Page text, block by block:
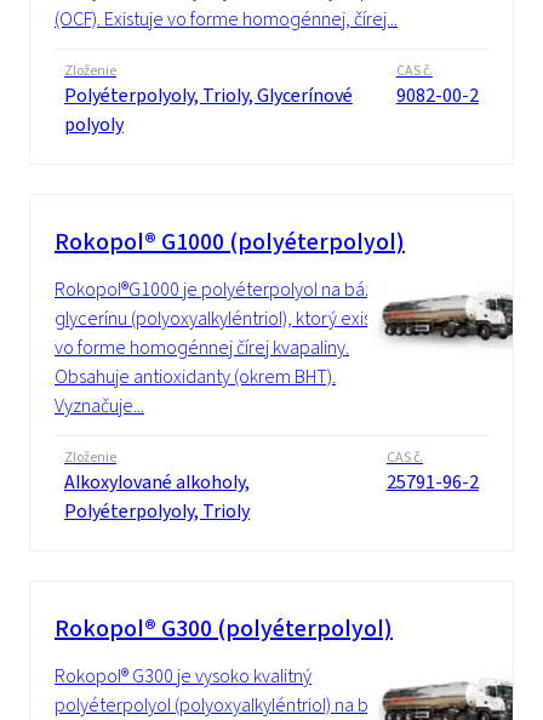
(OCF). Existuje vo forme homogénnej, čírej...
Zloženie
Polyéterpolyoly, Trioly, Glycerínové
polyoly
CAS č.
9082-00-2
Rokopol® G1000 (polyéterpolyol)
Rokopol®G1000 je polyéterpolyol na báze
glycerínu (polyoxyalkyléntriol), ktorý existuje
vo forme homogénnej čírej kvapaliny.
Obsahuje antioxidanty (okrem BHT).
Vyznačuje...
Zloženie
Alkoxylované alkoholy,
Polyéterpolyoly, Trioly
CAS č.
25791-96-2
Rokopol® G300 (polyéterpolyol)
Rokopol® G300 je vysoko kvalitný
polyéterpolyol (polyoxyalkyléntriol) na báze